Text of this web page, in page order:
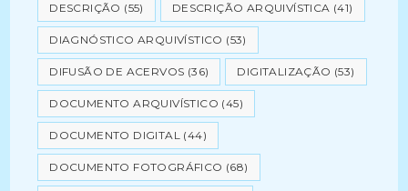
DESCRIÇÃO (55) DESCRIÇÃO ARQUIVÍSTICA (41)
DIAGNÓSTICO ARQUIVÍSTICO (53)
DIFUSÃO DE ACERVOS (36) DIGITALIZAÇÃO (53)
DOCUMENTO ARQUIVÍSTICO (45)
DOCUMENTO DIGITAL (44)
DOCUMENTO FOTOGRÁFICO (68)